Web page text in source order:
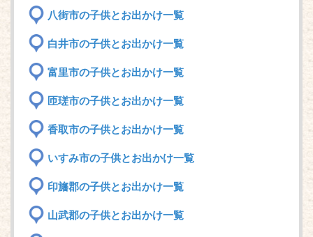
八街市の子供とお出かけ一覧
白井市の子供とお出かけ一覧
富里市の子供とお出かけ一覧
匝瑳市の子供とお出かけ一覧
香取市の子供とお出かけ一覧
いすみ市の子供とお出かけ一覧
印旛郡の子供とお出かけ一覧
山武郡の子供とお出かけ一覧